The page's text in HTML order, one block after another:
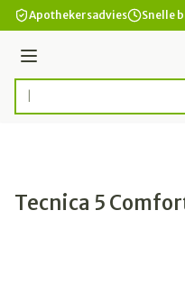
Ga naar de inhoud
Apothekersadvies Snelle
Menu
Product, merk,
Tecnica 5